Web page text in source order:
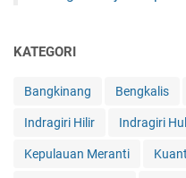
KATEGORI
Bangkinang Bengkalis
Indragiri Hilir Indragiri
Kepulauan Meranti